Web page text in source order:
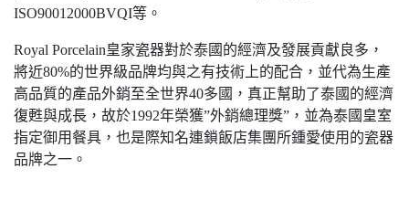
ISO90012000BVQI等。
Royal Porcelain皇家瓷器對於泰國的經濟及發展貢獻良多，
將近80%的世界級品牌均與之有技術上的配合，並代為生產
高品質的產品外銷至全世界40多國，真正幫助了泰國的經濟
復甦與成長，故於1992年榮獲”外銷總理獎”，並為泰國皇室
指定御用餐具，也是際知名連鎖飯店集團所鍾愛使用的瓷器
品牌之一。